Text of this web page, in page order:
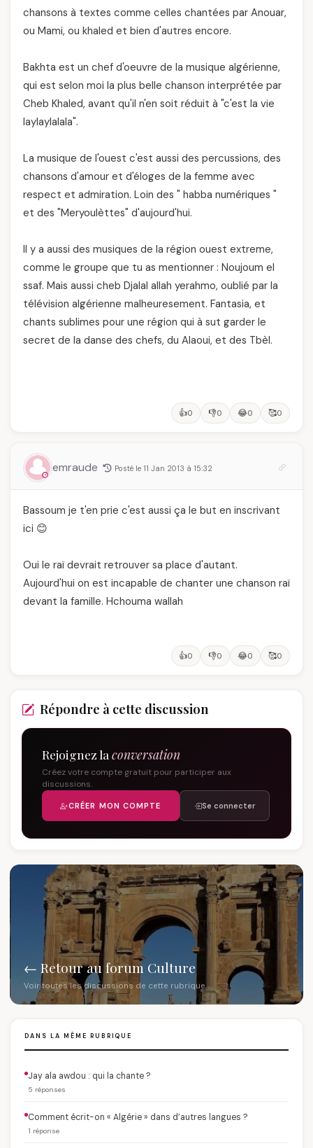
chansons à textes comme celles chantées par Anouar,
ou Mami, ou khaled et bien d'autres encore.
Bakhta est un chef d'oeuvre de la musique algérienne,
qui est selon moi la plus belle chanson interprétée par
Cheb Khaled, avant qu'il n'en soit réduit à "c'est la vie
laylaylalala".
La musique de l'ouest c'est aussi des percussions, des
chansons d'amour et d'éloges de la femme avec
respect et admiration. Loin des " habba numériques "
et des "Meryoulèttes" d'aujourd'hui.
Il y a aussi des musiques de la région ouest extreme,
comme le groupe que tu as mentionner : Noujoum el
ssaf. Mais aussi cheb Djalal allah yerahmo, oublié par la
télévision algérienne malheuresement. Fantasia, et
chants sublimes pour une région qui à sut garder le
secret de la danse des chefs, du Alaoui, et des Tbèl.
👍0 👎0 😂0 🥰0
emraude Posté le 11 Jan 2013 à 15:32
Bassoum je t'en prie c'est aussi ça le but en inscrivant
ici 😊
Oui le raï devrait retrouver sa place d'autant.
Aujourd'hui on est incapable de chanter une chanson raï
devant la famille. Hchouma wallah
👍0 👎0 😂0 🥰0
Répondre à cette discussion
Rejoignez la conversation
Créez votre compte gratuit pour participer aux
discussions.
CRÉER MON COMPTE Se connecter
← Retour au forum Culture
Voir toutes les discussions de cette rubrique
DANS LA MÊME RUBRIQUE
Jay ala awdou : qui la chante ?
5 réponses
Comment écrit-on « Algérie » dans d’autres langues ?
1 réponse